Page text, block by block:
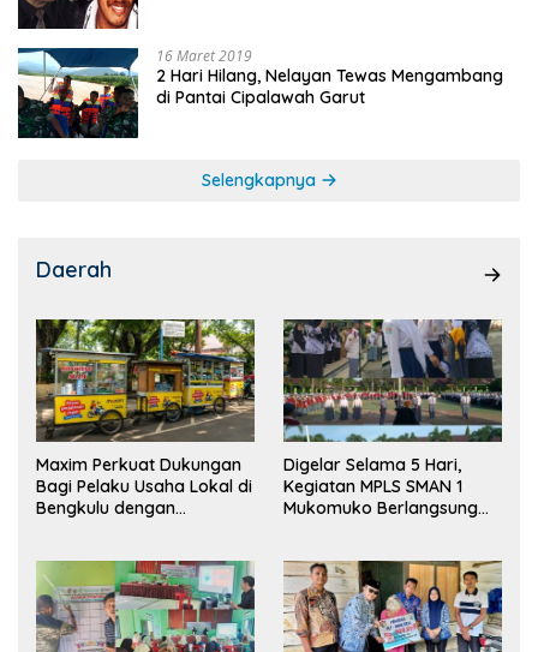
16 Maret 2019
2 Hari Hilang, Nelayan Tewas Mengambang
di Pantai Cipalawah Garut
Selengkapnya
Daerah
Maxim Perkuat Dukungan
Bagi Pelaku Usaha Lokal di
Bengkulu dengan
Pasar
Digelar Selama 5 Hari,
Kegiatan MPLS SMAN 1
Mukomuko Berlangsung